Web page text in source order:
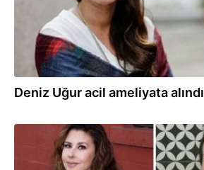
Deniz Uğur acil ameliyata alındı
26.08.2024